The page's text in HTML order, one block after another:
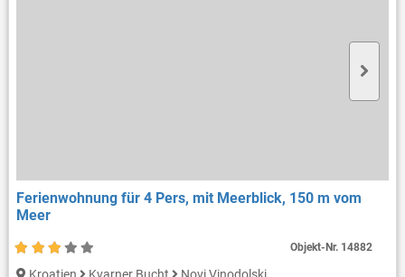
Ferienwohnung für 4 Pers, mit Meerblick, 150 m vom
Meer
Objekt-Nr. 14882